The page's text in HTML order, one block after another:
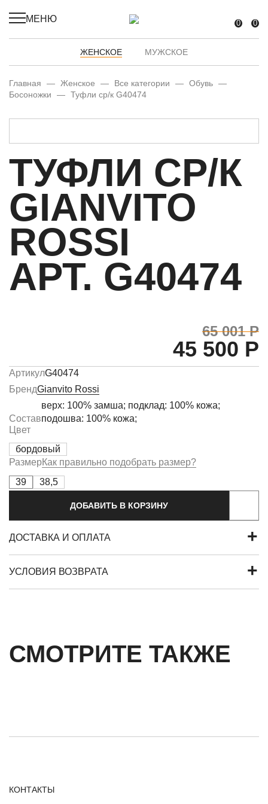
МЕНЮ 0 0
ЖЕНСКОЕ МУЖСКОЕ
Главная — Женское — Все категории — Обувь —
Босоножки
— Туфли ср/к G40474
ТУФЛИ СР/К
GIANVITO
ROSSI
АРТ. G40474
65 001 Р
45 500 Р
АртикулG40474
БрендGianvito Rossi
Состав
верх: 100% замша; подклад: 100% кожа;
подошва: 100% кожа;
Цвет
бордовый
РазмерКак правильно подобрать размер?
39
38,5
ДОБАВИТЬ В КОРЗИНУ
ДОСТАВКА И ОПЛАТА
УСЛОВИЯ ВОЗВРАТА
СМОТРИТЕ ТАКЖЕ
КОНТАКТЫ